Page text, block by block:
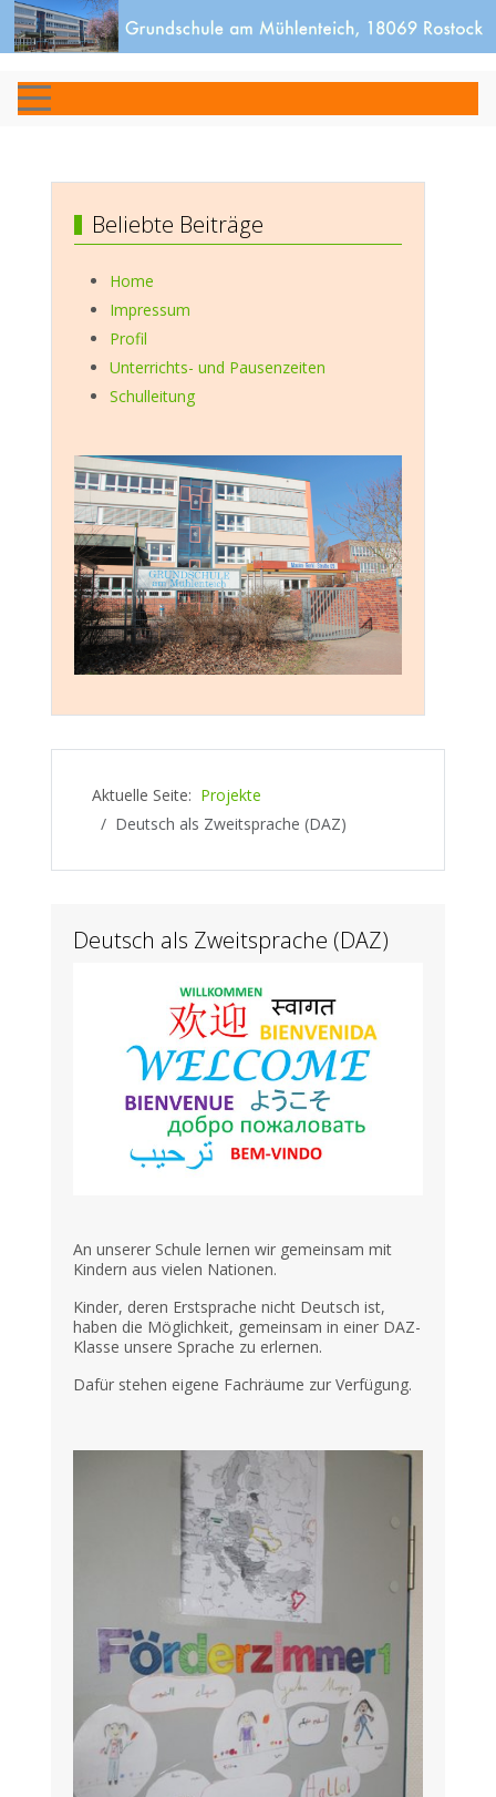
Beliebte Beiträge
Home
Impressum
Profil
Unterrichts- und Pausenzeiten
Schulleitung
Aktuelle Seite: Projekte
Deutsch als Zweitsprache (DAZ)
Deutsch als Zweitsprache (DAZ)
An unserer Schule lernen wir gemeinsam mit
Kindern aus vielen Nationen.
Kinder, deren Erstsprache nicht Deutsch ist,
haben die Möglichkeit, gemeinsam in einer DAZ-
Klasse unsere Sprache zu erlernen.
Dafür stehen eigene Fachräume zur Verfügung.